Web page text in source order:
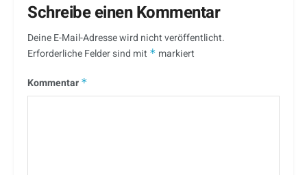
Schreibe einen Kommentar
Deine E-Mail-Adresse wird nicht veröffentlicht.
Erforderliche Felder sind mit * markiert
Kommentar *